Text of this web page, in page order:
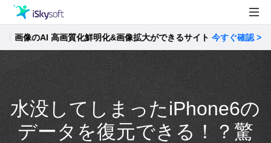
製品
Utility
製品活用事例
ストア
サポート
像のAI 高画質化鮮明化&画像拡大ができるサイト今すぐ確認 >>
水没してしまったiPhone6の
データを復元できる！？驚